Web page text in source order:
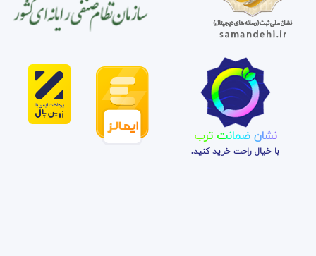
نشان ضمانت ترب
با خیال راحت خرید کنید.